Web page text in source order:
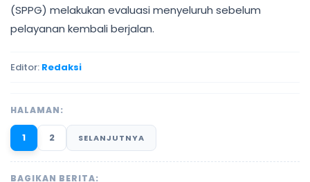
(SPPG) melakukan evaluasi menyeluruh sebelum
pelayanan kembali berjalan.
Editor: Redaksi
HALAMAN:
1 2 SELANJUTNYA
BAGIKAN BERITA: